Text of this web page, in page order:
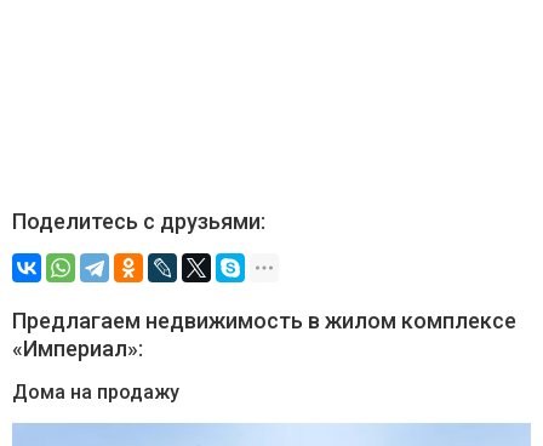
Поделитесь с друзьями:
Предлагаем недвижимость в жилом комплексе
«Империал»:
Дома на продажу